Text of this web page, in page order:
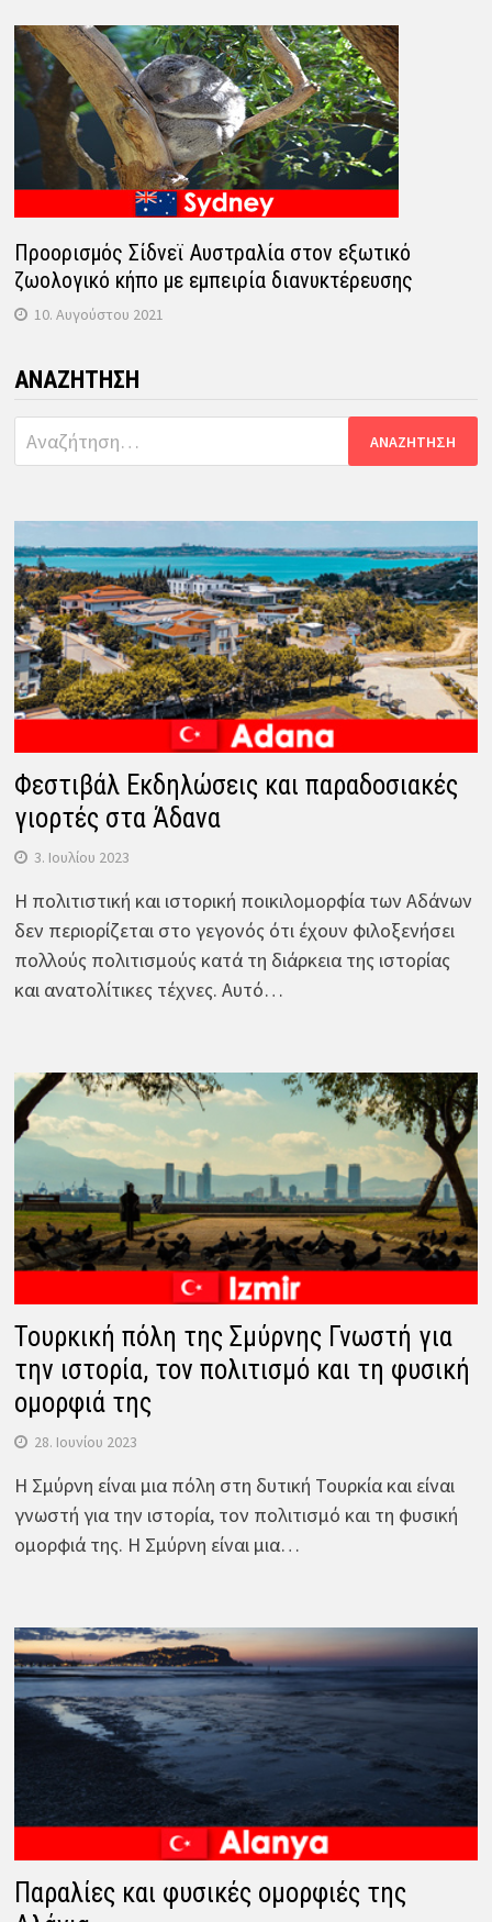
Προορισμός Σίδνεϊ Αυστραλία στον εξωτικό
ζωολογικό κήπο με εμπειρία διανυκτέρευσης
10. Αυγούστου 2021
ΑΝΑΖΉΤΗΣΗ
Αναζήτηση
για:
Φεστιβάλ Εκδηλώσεις και παραδοσιακές
γιορτές στα Άδανα
3. Ιουλίου 2023
Η πολιτιστική και ιστορική ποικιλομορφία των Αδάνων
δεν περιορίζεται στο γεγονός ότι έχουν φιλοξενήσει
πολλούς πολιτισμούς κατά τη διάρκεια της ιστορίας
και ανατολίτικες τέχνες. Αυτό…
Τουρκική πόλη της Σμύρνης Γνωστή για
την ιστορία, τον πολιτισμό και τη φυσική
ομορφιά της
28. Ιουνίου 2023
Η Σμύρνη είναι μια πόλη στη δυτική Τουρκία και είναι
γνωστή για την ιστορία, τον πολιτισμό και τη φυσική
ομορφιά της. Η Σμύρνη είναι μια…
Παραλίες και φυσικές ομορφιές της